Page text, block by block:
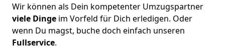
Wir können als Dein kompetenter Umzugspartner
viele Dinge im Vorfeld für Dich erledigen. Oder
wenn Du magst, buche doch einfach unseren
Fullservice.